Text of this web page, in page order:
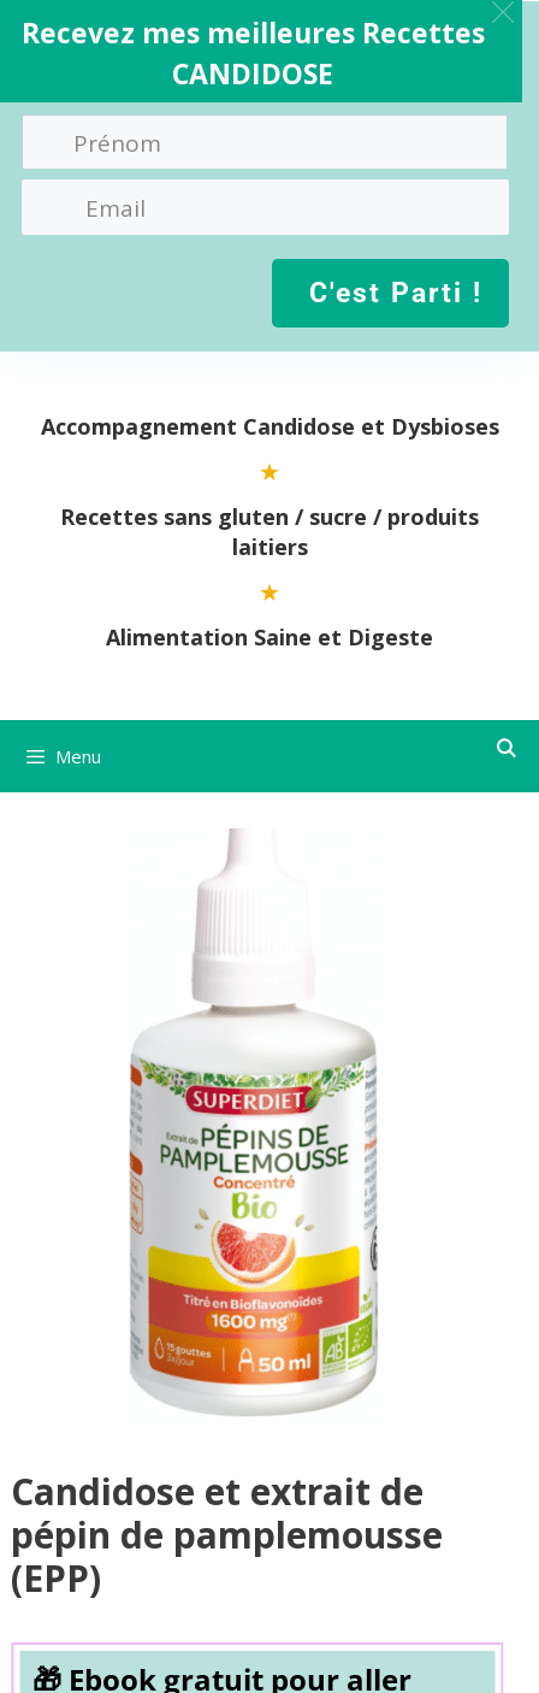
contenuAccompagnement Candidose et Dysbioses
Recettes sans gluten / sucre / produits
laitiers
Alimentation Saine et Digeste
Menu
Candidose et extrait de
pépin de pamplemousse
(EPP)
Recevez mes meilleures Recettes
CANDIDOSE
C'est Parti !